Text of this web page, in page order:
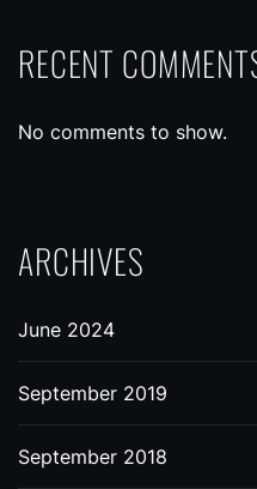
RECENT
No comments to show.
ARCHIVES
June 2024
September 2019
September 2018